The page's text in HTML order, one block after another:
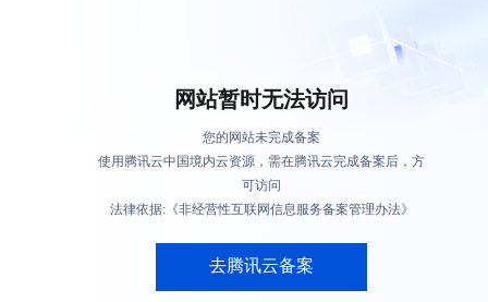
网站暂时无法访问
您的网站未完成备案
使用腾讯云中国境内云资源，需在腾讯云完成备案后，方
可访问
法律依据:《非经营性互联网信息服务备案管理办法》
去腾讯云备案